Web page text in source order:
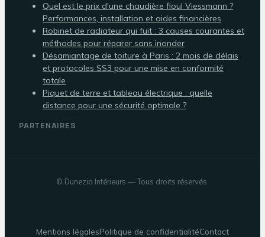
Quel est le prix d'une chaudière fioul Viessmann ?
Performances, installation et aides financières
Robinet de radiateur qui fuit : 3 causes courantes et
méthodes pour réparer sans inonder
Désamiantage de toiture à Paris : 2 mois de délais
et protocoles SS3 pour une mise en conformité
totale
Piquet de terre et tableau électrique : quelle
distance pour une sécurité optimale ?
PARTENAIRES
© Dunezia Intérieurs — Tous droits réservés.
Mentions légalesPolitique de confidentialitéContact